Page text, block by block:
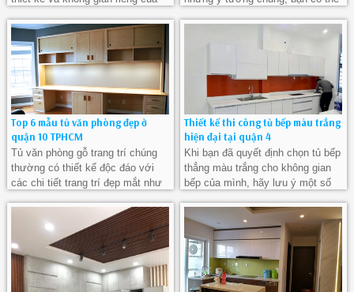
thiết kế tùy theo sở thích riêng.
cách và sở thích của riêng mình.
Top 6 mẫu tủ văn phòng đẹp ở
quận 10 TPHCM
Tủ văn phòng gỗ trang trí chúng
thường có thiết kế độc đáo với
các chi tiết trang trí đẹp mắt như
Thiết kế thi công tủ bếp màu trắng
hiện đại tại quận 4
Khi bạn đã quyết định chọn tủ bếp
thẳng màu trắng cho không gian
bếp của mình, hãy lưu ý một số
chọn hoàn hảo và bảo quản chúng
trong thời gian dài.